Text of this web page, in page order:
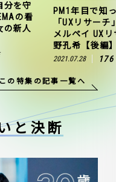
分を守
の看
の新人
PM1年目で知
「UXリサー
メルペイ UX
野孔希【後編
2021.07.28 176
この特集の記事一覧へ
と決断